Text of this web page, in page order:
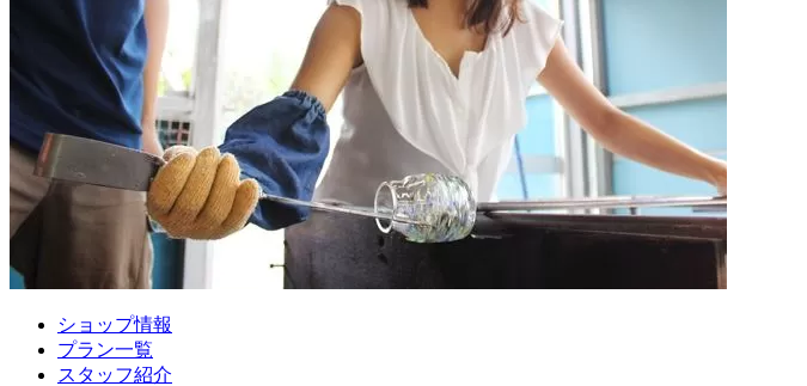
ショップ情報
プラン一覧
スタッフ紹介